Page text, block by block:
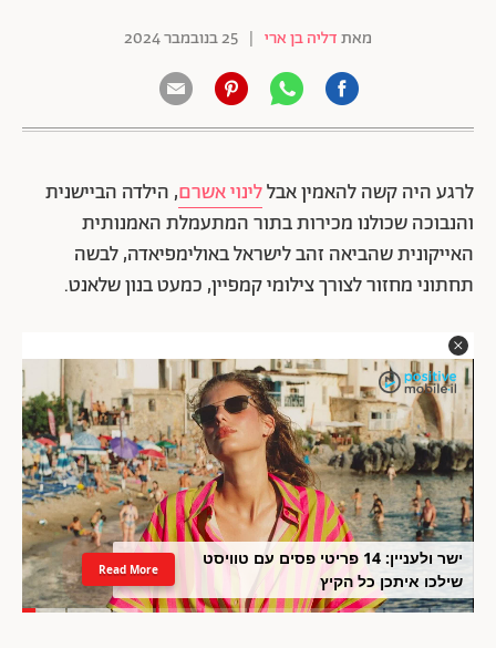
מאתדליה בן ארי | 25 בנובמבר 2024
לרגע היה קשה להאמין אבללינוי אשרם, הילדה הביישנית
והנבוכה שכולנו מכירות בתור המתעמלת האמנותית
האייקונית שהביאה זהב לישראל באולימפיאדה, לבשה
תחתוני מחזור לצורך צילומי קמפיין, כמעט בנון שלאנט.
ישר ולעניין: 14 פריטי פסים עם טוויסט
שילכו איתכן כל הקיץ
Read More